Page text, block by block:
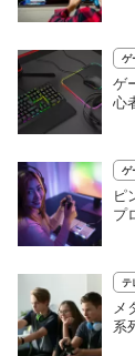
ゲ
ゲ
心
ゲ
ピ
プ
テ
メ
系